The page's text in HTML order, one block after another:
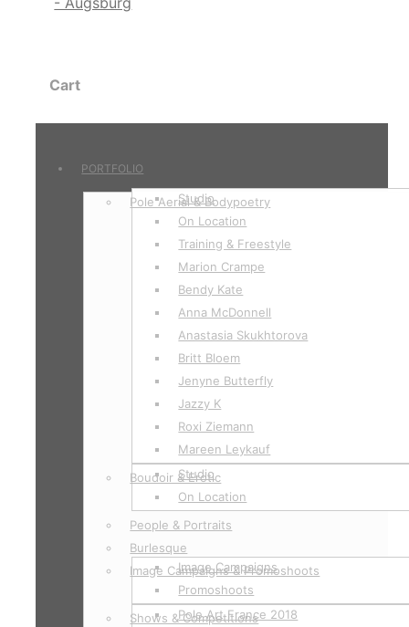
Cart
PORTFOLIO
Pole Aerial & Bodypoetry
Studio
On Location
Training & Freestyle
Marion Crampe
Bendy Kate
Anna McDonnell
Anastasia Skukhtorova
Britt Bloem
Jenyne Butterfly
Jazzy K
Roxi Ziemann
Mareen Leykauf
Boudoir & Erotic
Studio
On Location
People & Portraits
Burlesque
Image Campaigns & Promoshoots
Image Campaigns
Promoshoots
Shows & Competitions
Pole Art France 2018